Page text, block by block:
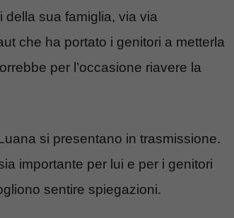
della sua famiglia, via via
che ha portato i genitori a metterla
per l’occasione riavere la
si presentano in trasmissione.
importante per lui e per i genitori
sentire spiegazioni.